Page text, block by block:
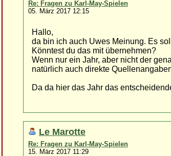
Re: Fragen zu Karl-May-Spielen
05. März 2017 12:15
Hallo,
da bin ich auch Uwes Meinung. Es
Könntest du das mit übernehmen?
Wenn nur ein Jahr, aber nicht der
natürlich auch direkte
Da da hier das Jahr das
Le Marotte
Re: Fragen zu Karl-May-Spielen
15. März 2017 11:29